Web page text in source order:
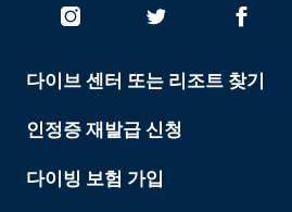
PADI
다이브 센터 또는 리조트 찾기
인정증 재발급 신청
다이빙 보험 가입